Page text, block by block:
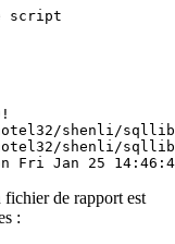
script
sqllib/
shenli/sqllib/
on Fri Jan 25
fichier de rapport est
: